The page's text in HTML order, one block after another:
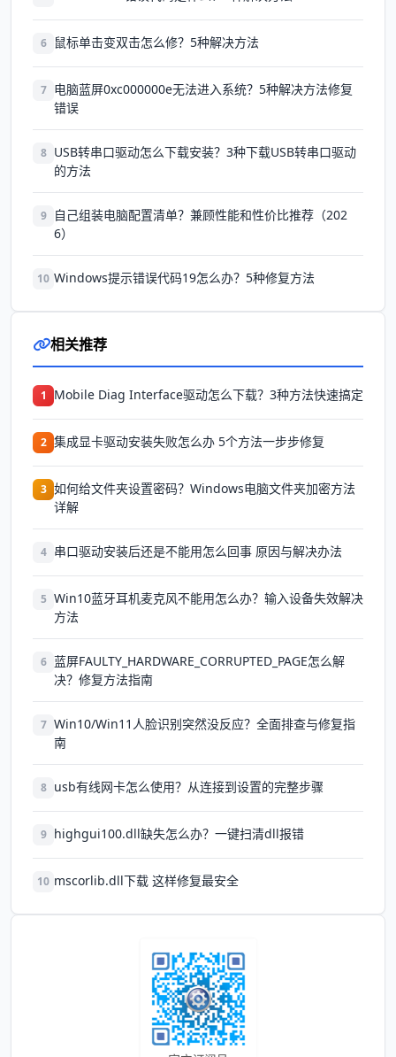
6 鼠标单击变双击怎么修？5种解决方法
7 电脑蓝屏0xc000000e无法进入系统？5种解决方法修复
错误
8 USB转串口驱动怎么下载安装？3种下载USB转串口驱动
的方法
9
自己组装电脑配置清单？兼顾性能和性价比推荐（202
6）
10 Windows提示错误代码19怎么办？5种修复方法
相关推荐
1 Mobile Diag Interface驱动怎么下载？3种方法快速搞定
2 集成显卡驱动安装失败怎么办 5个方法一步步修复
3 如何给文件夹设置密码？Windows电脑文件夹加密方法
详解
4 串口驱动安装后还是不能用怎么回事 原因与解决办法
5 Win10蓝牙耳机麦克风不能用怎么办？输入设备失效解决
方法
6 蓝屏FAULTY_HARDWARE_CORRUPTED_PAGE怎么解
决？修复方法指南
7 Win10/Win11人脸识别突然没反应？全面排查与修复指
南
8 usb有线网卡怎么使用？从连接到设置的完整步骤
9 highgui100.dll缺失怎么办？一键扫清dll报错
10 mscorlib.dll下载 这样修复最安全